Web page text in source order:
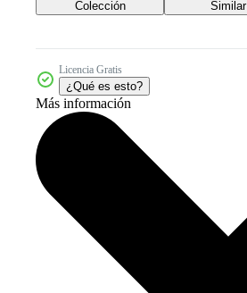
Colección Similar
Licencia Gratis
¿Qué es esto?
Más información